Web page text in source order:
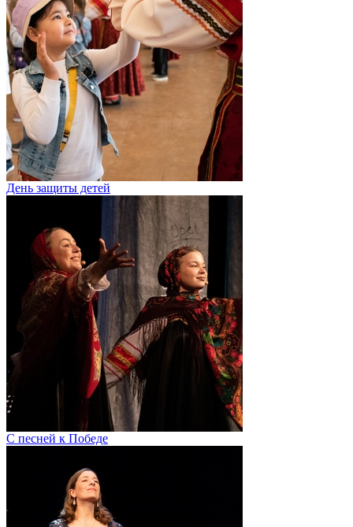
День защиты детей
С песней к Победе